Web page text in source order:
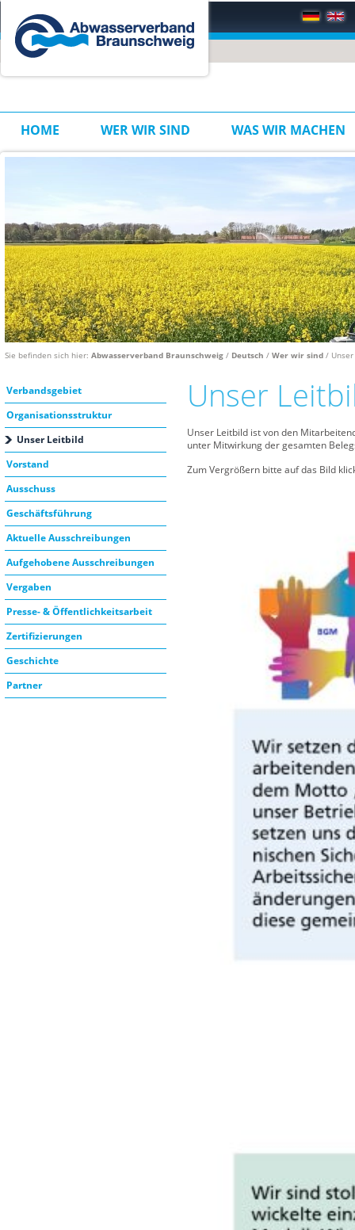
HOME WER WIR SIND WAS WIR MACHEN
Sie befinden sich hier: Abwasserverband Braunschweig / Deutsch / Wer wir sind /
Verbandsgebiet
Organisationsstruktur
Unser Leitbild
Vorstand
Ausschuss
Geschäftsführung
Aktuelle Ausschreibungen
Aufgehobene Ausschreibungen
Vergaben
Presse- & Öffentlichkeitsarbeit
Zertifizierungen
Geschichte
Partner
Unser
Unser Leitbild ist von den
unter Mitwirkung der gesamten
Zum Vergrößern bitte auf das Bild